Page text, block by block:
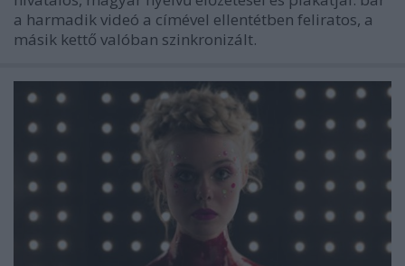
a harmadik videó a címével ellentétben feliratos, a
másik kettő valóban szinkronizált.